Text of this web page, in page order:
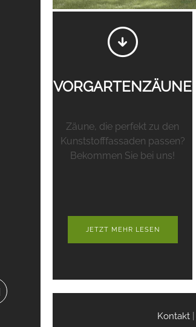
VORGARTENZÄUNE
Zäune, die perfekt zu den
Kunststofffassaden passen?
Bekommen Sie bei uns!
JETZT MEHR LESEN
Kontakt